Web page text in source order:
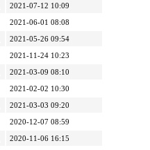
2021-07-12 10:09
2021-06-01 08:08
2021-05-26 09:54
2021-11-24 10:23
2021-03-09 08:10
2021-02-02 10:30
2021-03-03 09:20
2020-12-07 08:59
2020-11-06 16:15